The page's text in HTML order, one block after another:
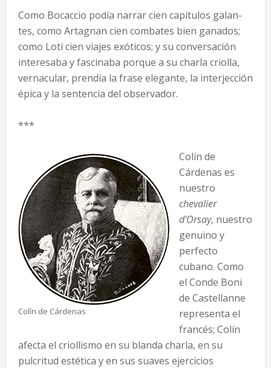
Como Bocaccio podía narrar cien capítulos galan­
tes, como Artagnan cien combates bien ganados;
como Loti cien viajes exóticos; y su conversación
interesaba y fascinaba porque a su charla criolla,
vernacular, prendía la frase elegante, la interjección
épica y la sentencia del observador.
***
Colín de Cárdenas
Colín de
Cárdenas es
nuestro
chevalier
d’Orsay, nuestro
genuino y
perfecto
cubano. Como
el Conde Boni
de Castellanne
representa el
francés; Colín
afec­ta el criollismo en su blanda char­la, en su
pulcritud estética y en sus suaves ejercicios